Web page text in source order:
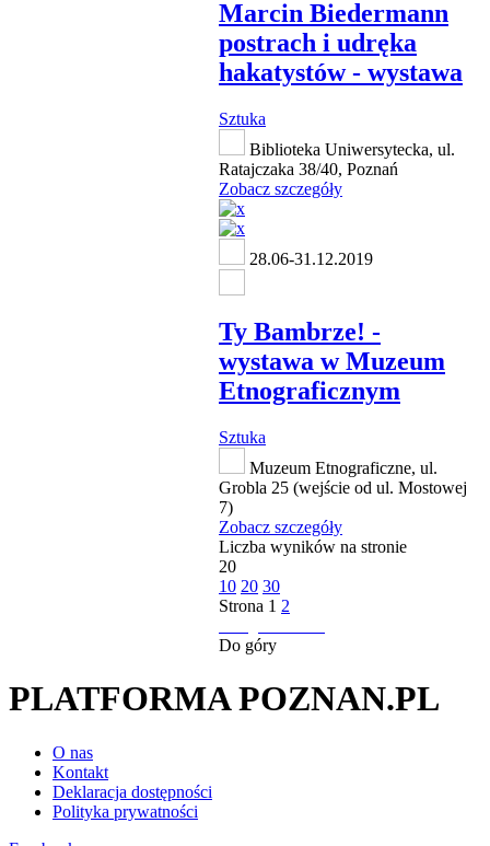
Marcin Biedermann
postrach i udręka
hakatystów - wystawa
Sztuka
Biblioteka Uniwersytecka, ul.
Ratajczaka 38/40, Poznań
Zobacz szczegóły
28.06-31.12.2019
Ty Bambrze! -
wystawa w Muzeum
Etnograficznym
Sztuka
Muzeum Etnograficzne, ul.
Grobla 25 (wejście od ul. Mostowej
7)
Zobacz szczegóły
Liczba wyników na stronie
20
10 20 30
Strona 1 2
Do góry
PLATFORMA POZNAN.PL
O nas
Kontakt
Deklaracja dostępności
Polityka prywatności